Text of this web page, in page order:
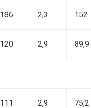
186 2,3 152
120 2,9 89,9
111 2,9 75,2